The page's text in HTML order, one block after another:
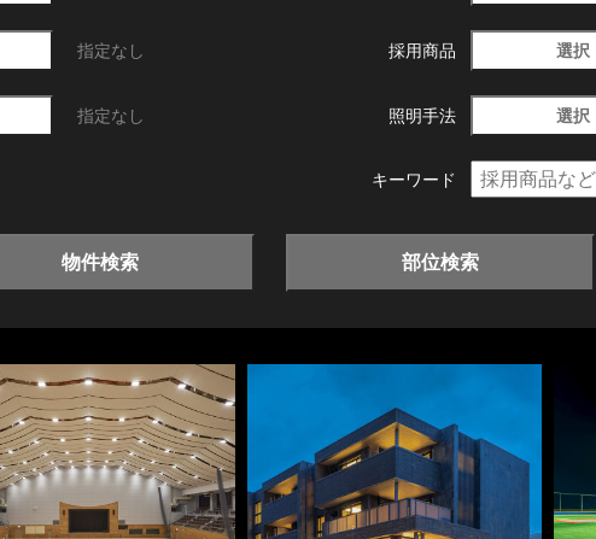
指定なし 採用商品 選択
指定なし 照明手法 選択
キーワード
物件検索 部位検索